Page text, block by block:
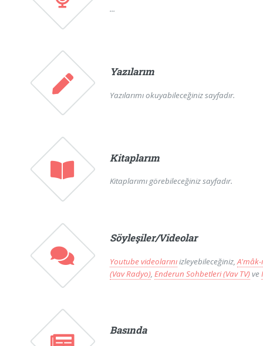
...
Yazılarım
Yazılarımı okuyabileceğiniz sayfadır.
Kitaplarım
Kitaplarımı görebileceğiniz sayfadır.
Söyleşiler/Videolar
Youtube videolarınıizleyebileceğiniz, A'mâk-
(Vav Radyo), Enderun Sohbetleri (Vav TV)ve
Basında